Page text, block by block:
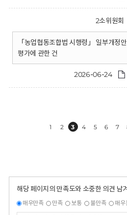
2소위원회
「농업협동조합법 시행령」 일부개정
평가에 관한 건
2026-06-24
1 2 3 4 5 6 7
해당 페이지의 만족도와 소중한 의견 남
매우만족 만족 보통 불만족 매우